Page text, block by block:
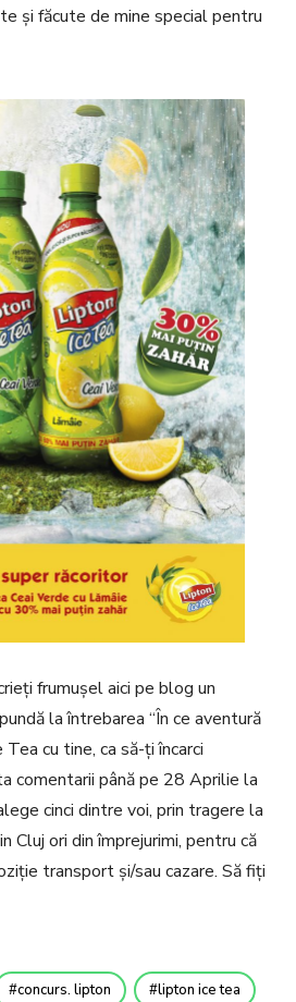
și făcute de mine special pentru
frumușel aici pe blog un
la întrebarea “În ce aventură
cu tine, ca să-ți încarci
comentarii până pe 28 Aprilie la
cinci dintre voi, prin tragere la
Cluj ori din împrejurimi, pentru că
transport și/sau cazare. Să fiți
concurs. lipton lipton ice tea